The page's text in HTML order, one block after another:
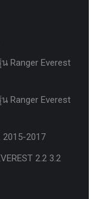
Ranger Everest
Ranger Everest
2015-2017
2.2 3.2